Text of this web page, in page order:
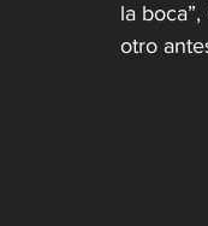
la
otro